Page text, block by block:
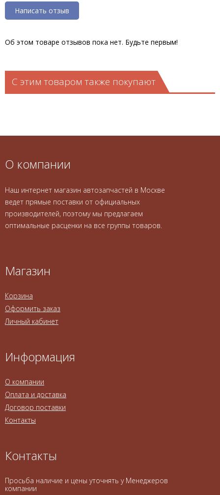
Написать отзыв
Об этом товаре отзывов пока нет. Будьте первым!
С этим товаром также покупают
О компании
Наш интернет магазин автозапчастей в Москве
ведет прямые поставки от официальных
производителей, поэтому мы предлагаем
оптимальные расценки на все группы товаров.
Магазин
Корзина
Оформить заказ
Личный кабинет
Информация
О компании
Оплата и доставка
Договор поставки
Контакты
Контакты
Просьба наличие и цены уточнять у Менеджеров
компании